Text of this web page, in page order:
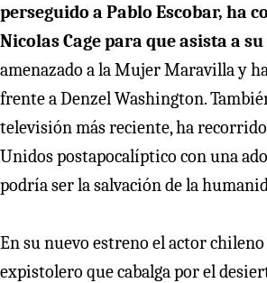
perseguido a Pablo Escobar, ha
Nicolas Cage para que asista a
amenazado a la Mujer Maravilla y
frente a Denzel Washington.
televisión más reciente, ha
Unidos postapocalíptico con una
podría ser la salvación de la
En su nuevo estreno el actor chileno
expistolero que cabalga por el